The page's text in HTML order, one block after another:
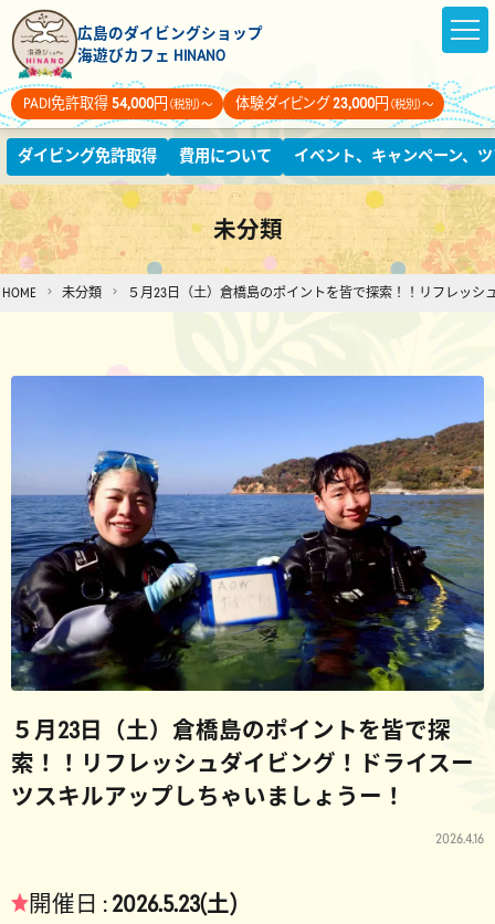
広島のダイビングショップ
海遊びカフェ HINANO
PADI免許取得54,000円 （税別）～ 体験ダイビング23,000円 （税別）～
ダイビング免許取得 費用について イベント、キャンペーン、
未分類
HOME 未分類 ５月23日（土）倉橋島のポイントを皆で探索！！リフレッ
５月23日（土）倉橋島のポイントを皆で探
索！！リフレッシュダイビング！ドライスー
ツスキルアップしちゃいましょうー！
2026.4.16
★開催日 :2026.5.23(土)